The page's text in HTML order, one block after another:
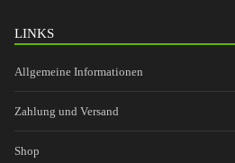
LINKS
Allgemeine Informationen
Zahlung und Versand
Shop